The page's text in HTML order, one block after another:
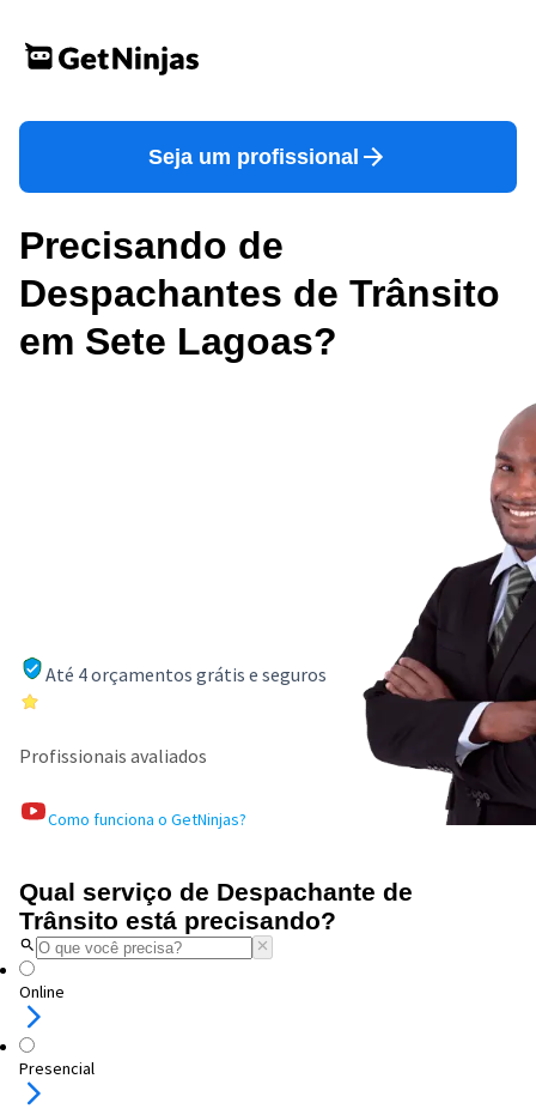
Seja um profissional
Precisando de
Despachantes de Trânsito
em Sete Lagoas?
Até 4 orçamentos grátis e seguros
Profissionais avaliados
Como funciona o GetNinjas?
Qual serviço de Despachante de
Trânsito está precisando?
Online
Presencial